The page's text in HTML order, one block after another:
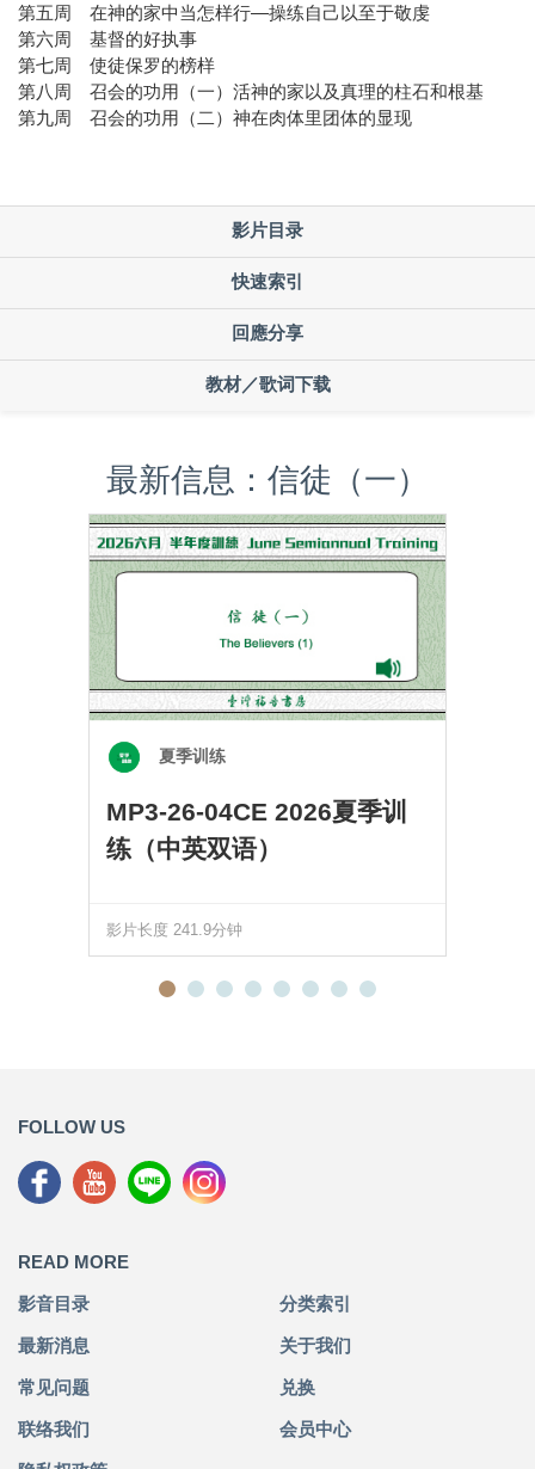
第五周 在神的家中当怎样行—操练自己以至于敬虔
第六周 基督的好执事
第七周 使徒保罗的榜样
第八周 召会的功用（一）活神的家以及真理的柱石和根基
第九周 召会的功用（二）神在肉体里团体的显现
影片目录
快速索引
回應分享
教材／歌词下载
最新信息：信徒（一）
夏季训练
MP3-26-04CE 2026夏季训
练（中英双语）
影片长度 241.9分钟
FOLLOW US
READ MORE
影音目录 分类索引
最新消息 关于我们
常见问题 兑换
联络我们 会员中心